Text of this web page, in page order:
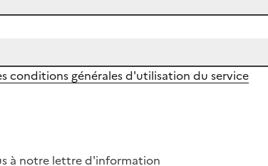
conditions générales d'utilisation du service
à notre lettre d'information